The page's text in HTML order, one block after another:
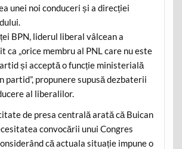
unei noi conduceri și a direcției
BPN, liderul liberal vâlcean a
ca „orice membru al PNL care nu este
și acceptă o funcție ministerială
partid”, propunere supusă dezbaterii
al liberalilor.
de presa centrală arată că Buican
convocării unui Congres
că actuala situație impune o